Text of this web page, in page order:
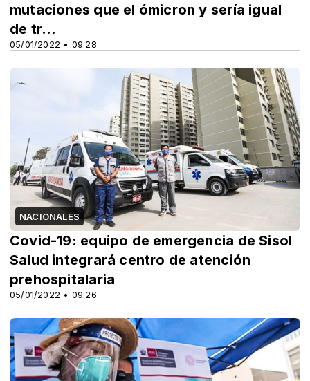
05/01/2022 • 09:28
mutaciones que el ómicron y sería igual
de tr...
NACIONALES
05/01/2022 • 09:26
Covid-19: equipo de emergencia de Sisol
Salud integrará centro de atención
prehospitalaria